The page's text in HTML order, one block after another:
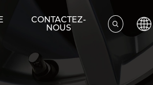
CONTACTEZ-
NOUS